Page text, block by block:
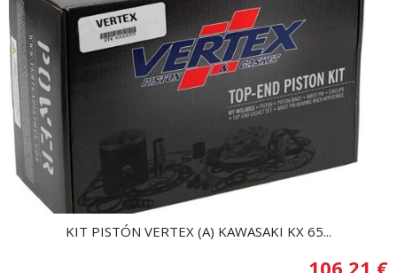
KIT PISTÓN VERTEX (A) KAWASAKI KX 65...